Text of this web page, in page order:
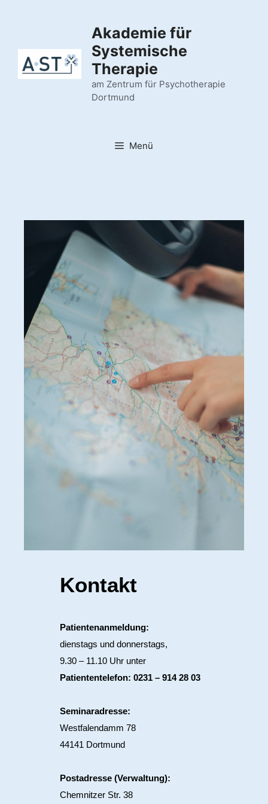
Akademie für
Systemische
Therapie
am Zentrum für Psychotherapie
Dortmund
Menü
Kontakt
Patientenanmeldung:
dienstags und donnerstags,
9.30 – 11.10 Uhr unter
Patiententelefon: 0231 – 914 28 03
Seminaradresse:
Westfalendamm 78
44141 Dortmund
Postadresse (Verwaltung):
Chemnitzer Str. 38